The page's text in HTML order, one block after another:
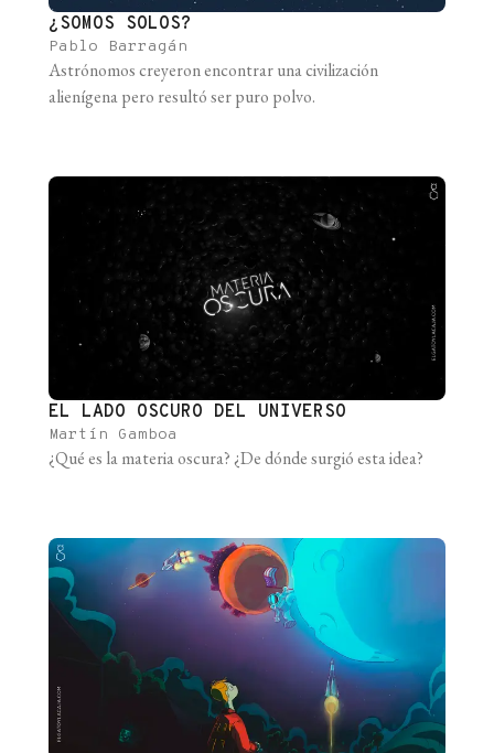
¿SOMOS SOLOS?
Pablo Barragán
Astrónomos creyeron encontrar una civilización
alienígena pero resultó ser puro polvo.
EL LADO OSCURO DEL UNIVERSO
Martín Gamboa
¿Qué es la materia oscura? ¿De dónde surgió esta idea?